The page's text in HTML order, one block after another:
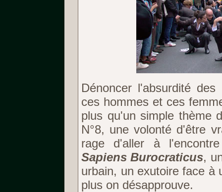
Dénoncer l'absurdité
ces hommes et ces
plus qu'un simple thème
N°8, une volonté d'être
rage d'aller à
Sapiens Burocraticus,
urbain, un exutoire face à
plus on désapprouve.